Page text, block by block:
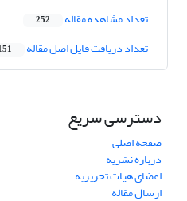
تعداد مشاهده مقاله 252
تعداد دریافت فایل اصل مقاله
دسترسی سریع
صفحه اصلی
درباره نشریه
اعضای هیات تحریریه
ارسال مقاله